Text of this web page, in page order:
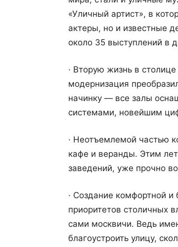
«Уличный артист», в
актеры, но и известные
около 35 выступлений в
· Вторую жизнь в
модернизация
начинку — все залы
системами, новейшим
· Неотъемлемой частью
кафе и веранды. Этим
заведений, уже прочно
· Создание комфортной
приоритетов столичных
сами москвичи. Ведь
благоустроить улицу,